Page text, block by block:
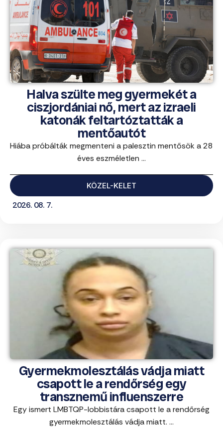
Halva szülte meg gyermekét a
ciszjordániai nő, mert az izraeli
katonák feltartóztatták a
mentőautót
Hiába próbálták megmenteni a palesztin mentősök a 28
éves eszméletlen ...
KÖZEL-KELET
2026. 08. 7.
Gyermekmolesztálás vádja miatt
csapott le a rendőrség egy
transznemű influenszerre
Egy ismert LMBTQP-lobbistára csapott le a rendőrség
gyermekmolesztálás vádja miatt. ...